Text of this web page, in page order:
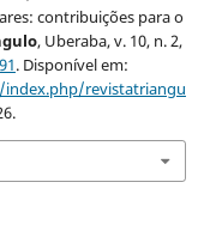
contribuições para o
, Uberaba, v. 10, n. 2,
. Disponível em:
revistatriangu